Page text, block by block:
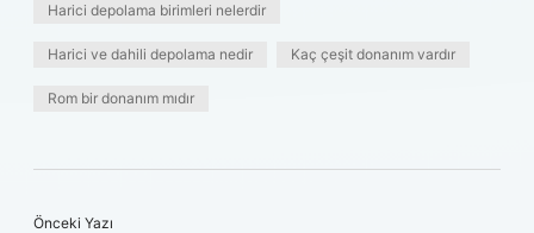
Harici depolama birimleri nelerdir
Harici ve dahili depolama nedir Kaç çeşit donanım vardır
Rom bir donanım mıdır
Önceki Yazı